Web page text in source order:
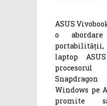
ASUS
o
laptop
Windows pe
promite